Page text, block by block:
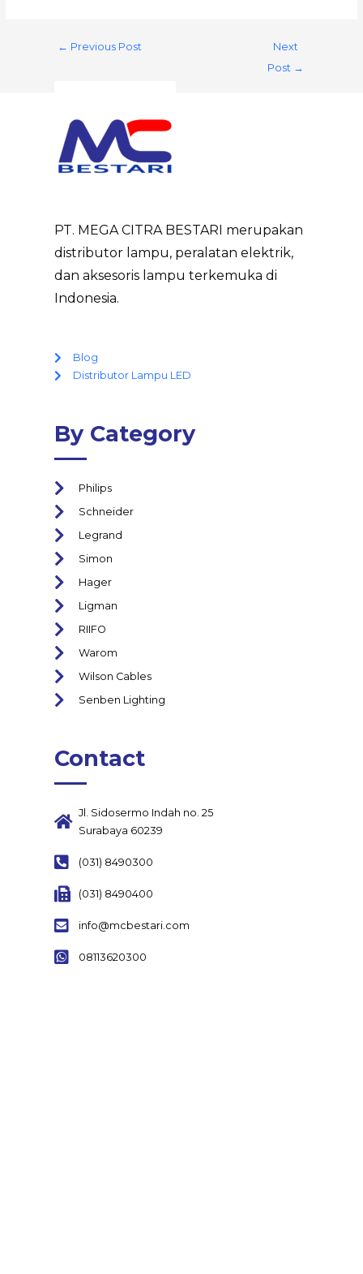
← Previous Post
Next
Post →
PT. MEGA CITRA BESTARI merupakan
distributor lampu, peralatan elektrik,
dan aksesoris lampu terkemuka di
Indonesia.
Blog
Distributor Lampu LED
By Category
Philips
Schneider
Legrand
Simon
Hager
Ligman
RIIFO
Warom
Wilson Cables
Senben Lighting
Contact
Jl. Sidosermo Indah no. 25
Surabaya 60239
(031) 8490300
(031) 8490400
info@mcbestari.com
08113620300